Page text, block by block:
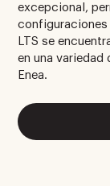
excepcional,
configuraciones
LTS se
en una variedad
Enea.